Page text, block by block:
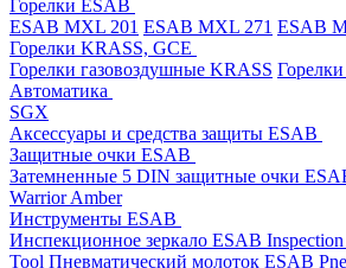
Горелки ESAB
ESAB MXL 201 ESAB MXL 271 ESAB
Горелки KRASS, GCE
Горелки газовоздушные KRASS
Автоматика
SGX
Аксессуары и средства защиты ESAB
Защитные очки ESAB
Затемненные 5 DIN защитные очки
Warrior Amber
Инструменты ESAB
Инспекционное зеркало ESAB
Tool Пневматический молоток ESAB